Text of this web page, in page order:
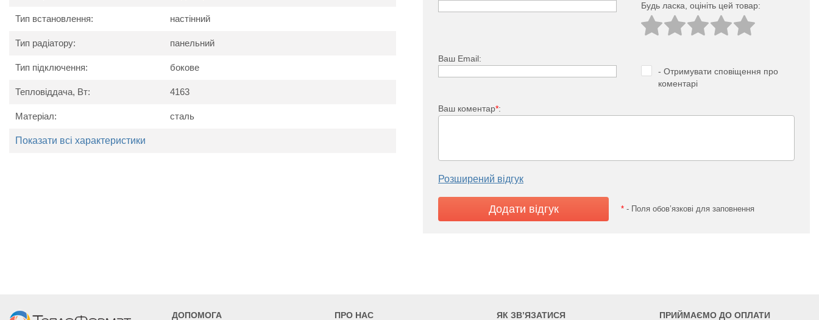
Найменування
параметру
Тип встановлення: настінний
Тип радіатору: панельний
Тип підключення: бокове
Тепловіддача, Вт: 4163
Матеріал: сталь
Показати всі характеристики
Будь ласка, оцініть цей товар:
Ваш Email:
- Отримувати сповіщення про
коментарі
Ваш коментар*:
Розширений відгук
* - Поля обов’язкові для заповнення
ДОПОМОГА ПРО НАС ЯК ЗВ’ЯЗАТИСЯ ПРИЙМАЄМО ДО ОПЛАТИ